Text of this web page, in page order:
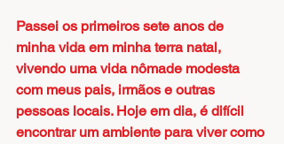
Passei os primeiros sete anos de
minha vida em minha terra natal,
vivendo uma vida nômade modesta
com meus pais, irmãos e outras
pessoas locais. Hoje em dia, é difícil
encontrar um ambiente para viver como